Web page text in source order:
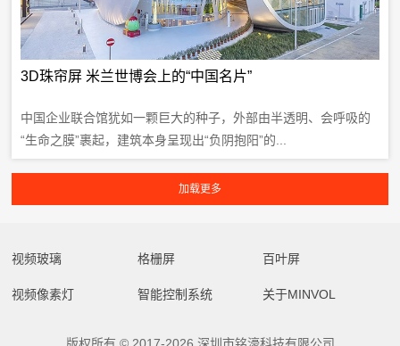
3D珠帘屏 米兰世博会上的“中国名片”
中国企业联合馆犹如一颗巨大的种子，外部由半透明、会呼吸的
“生命之膜”裹起，建筑本身呈现出“负阴抱阳”的...
视频玻璃 格栅屏 百叶屏
视频像素灯 智能控制系统 关于MINVOL